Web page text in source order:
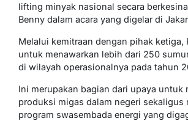
lifting minyak nasional secara
Benny dalam acara yang digelar di
Melalui kemitraan dengan pihak ketiga,
untuk menawarkan lebih dari 250
di wilayah operasionalnya pada tahun
Ini merupakan bagian dari upaya untuk
produksi migas dalam negeri sekaligus
program swasembada energi yang